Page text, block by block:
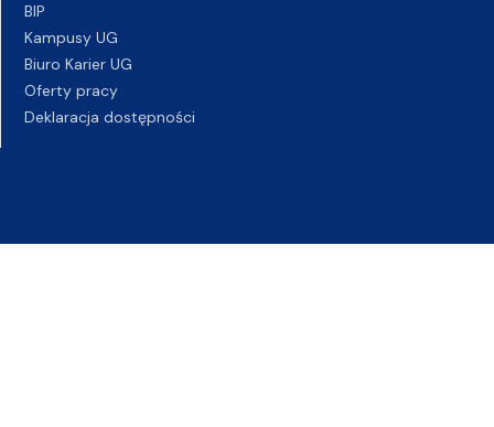
BIP
Kampusy UG
Biuro Karier UG
Oferty pracy
Deklaracja dostępności